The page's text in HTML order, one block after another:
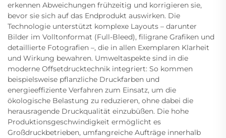
erkennen Abweichungen frühzeitig und korrigieren sie,
bevor sie sich auf das Endprodukt auswirken. Die
Technologie unterstützt komplexe Layouts – darunter
Bilder im Volltonformat (Full-Bleed), filigrane Grafiken und
detaillierte Fotografien –, die in allen Exemplaren Klarheit
und Wirkung bewahren. Umweltaspekte sind in die
moderne Offsetdrucktechnik integriert: So kommen
beispielsweise pflanzliche Druckfarben und
energieeffiziente Verfahren zum Einsatz, um die
ökologische Belastung zu reduzieren, ohne dabei die
herausragende Druckqualität einzubüßen. Die hohe
Produktionsgeschwindigkeit ermöglicht es
Großdruckbetrieben, umfangreiche Aufträge innerhalb